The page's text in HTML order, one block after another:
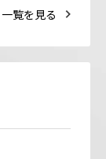
一覧を見る